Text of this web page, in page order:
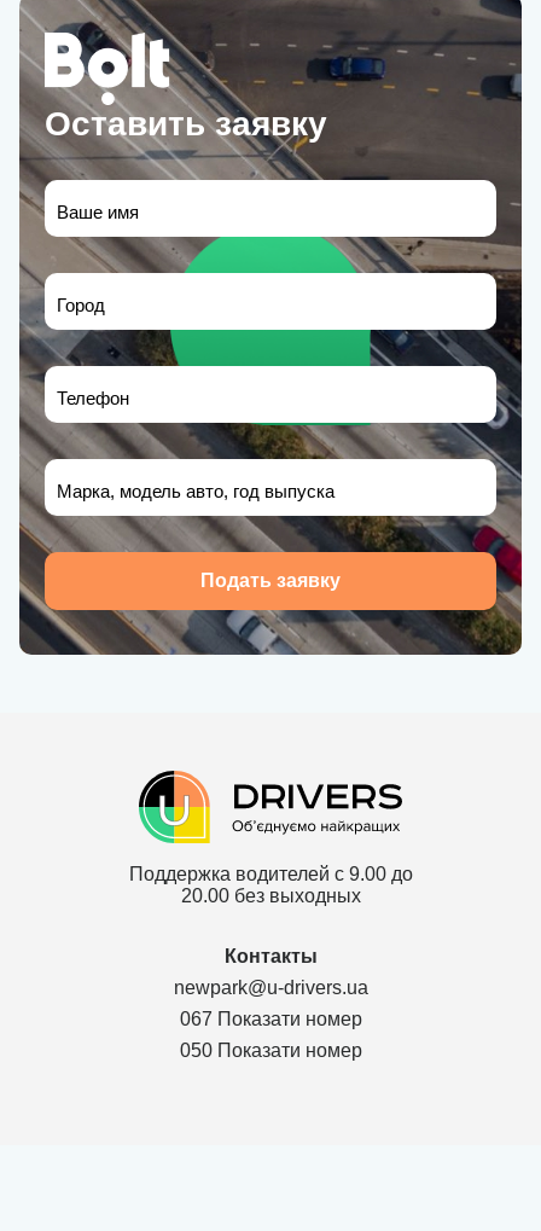
Оставить заявку
Ваше имя
Город
Телефон
Марка, модель авто, год выпуска
Подать заявку
Поддержка водителей с 9.00 до
20.00 без выходных
Контакты
newpark@u-drivers.ua
067 Показати номер
050 Показати номер